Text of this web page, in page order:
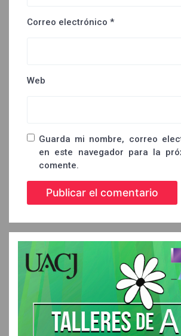
Correo electrónico *
Web
Guarda mi nombre, correo
en este navegador para la
comente.